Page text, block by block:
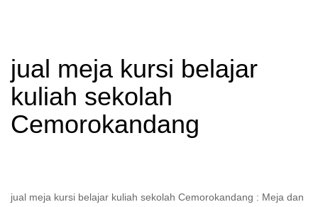
jual meja kursi belajar
kuliah sekolah
Cemorokandang
jual meja kursi belajar kuliah sekolah Cemorokandang : Meja dan